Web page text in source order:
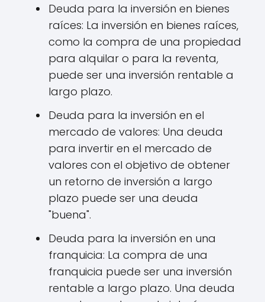
Deuda para la inversión en bienes
raíces: La inversión en bienes raíces,
como la compra de una propiedad
para alquilar o para la reventa,
puede ser una inversión rentable a
largo plazo.
Deuda para la inversión en el
mercado de valores: Una deuda
para invertir en el mercado de
valores con el objetivo de obtener
un retorno de inversión a largo
plazo puede ser una deuda
"buena".
Deuda para la inversión en una
franquicia: La compra de una
franquicia puede ser una inversión
rentable a largo plazo. Una deuda